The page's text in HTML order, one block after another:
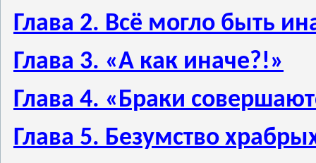
Глава 2. Всё могло быть
Глава 3. «А как иначе?!»
Глава 4. «Браки
Глава 5. Безумство